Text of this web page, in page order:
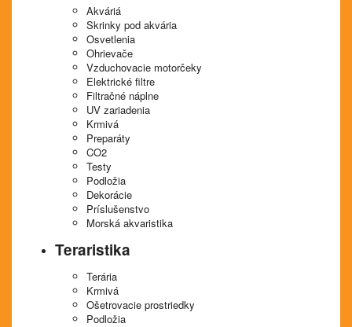
Akváriá
Skrinky pod akvária
Osvetlenia
Ohrievače
Vzduchovacie motorčeky
Elektrické filtre
Filtračné náplne
UV zariadenia
Krmivá
Preparáty
CO2
Testy
Podložia
Dekorácie
Príslušenstvo
Morská akvaristika
Teraristika
Terária
Krmivá
Ošetrovacie prostriedky
Podložia